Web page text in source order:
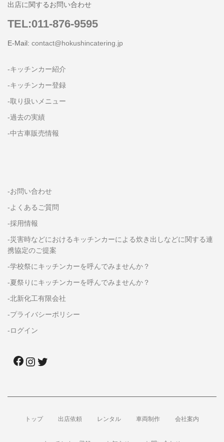
出店に関するお問い合わせ
TEL:011-876-9595
E-Mail: contact@hokushincatering.jp
-キッチンカー紹介
-キッチンカー登録
-取り扱いメニュー
-過去の実績
-中古車販売情報
-お問い合わせ
-よくあるご質問
-採用情報
-災害時などにおけるキッチンカーによる炊き出しなどに関する連
携協定のご提案
-学校祭にキッチンカーを呼んでみませんか？
-夏祭りにキッチンカーを呼んでみませんか？
-北新化工有限会社
-プライバシーポリシー
-ログイン
トップ 出店依頼 レンタル 車両制作 会社案内